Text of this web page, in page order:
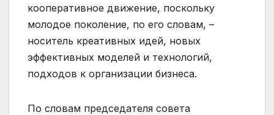
кооперативное движение, поскольку
молодое поколение, по его словам, –
носитель креативных идей, новых
эффективных моделей и технологий,
подходов к организации бизнеса.
По словам председателя совета